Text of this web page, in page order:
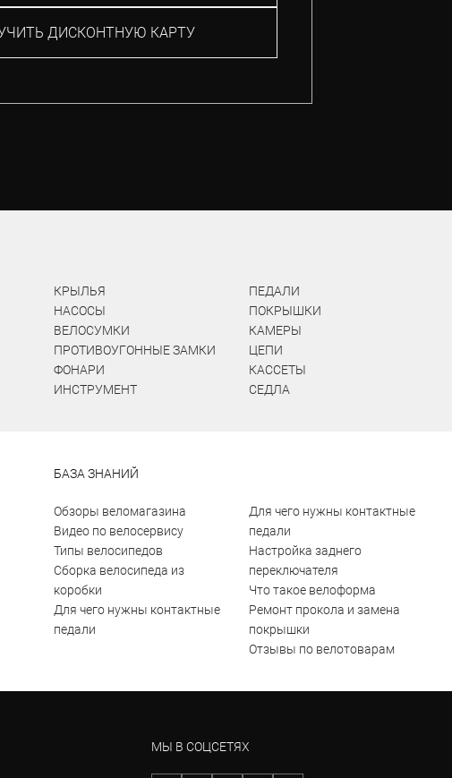
ДИСКОНТНУЮ КАРТУ
КРЫЛЬЯ
НАСОСЫ
ВЕЛОСУМКИ
ПРОТИВОУГОННЫЕ ЗАМКИ
ФОНАРИ
ИНСТРУМЕНТ
ПЕДАЛИ
ПОКРЫШКИ
КАМЕРЫ
ЦЕПИ
КАССЕТЫ
СЕДЛА
БАЗА ЗНАНИЙ
Обзоры веломагазина
Видео по велосервису
Типы велосипедов
Сборка велосипеда из
коробки
Для чего нужны контактные
педали
Для чего нужны контактные
педали
Настройка заднего
переключателя
Что такое велоформа
Ремонт прокола и замена
покрышки
Отзывы по велотоварам
МЫ В СОЦСЕТЯХ